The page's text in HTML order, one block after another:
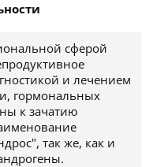
сферой
и лечением
гормональных
к зачатию
так же, как и